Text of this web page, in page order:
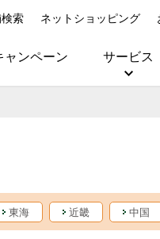
検索 ネットショッピング
ャンペーン サービス
東海 近畿 中国